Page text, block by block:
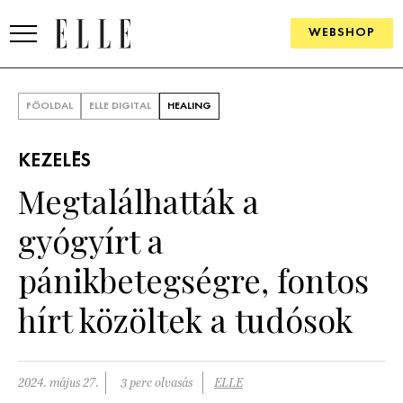
WEBSHOP
SZÉPSÉG
KULTÚRA
PSZICHÉ
PÁRKAPCSOLAT
FŐOLDAL ELLE DIGITAL HEALING
KEZELÉS
Megtalálhatták a
gyógyírt a
pánikbetegségre, fontos
hírt közöltek a tudósok
2024. május 27. 3 perc olvasás ELLE